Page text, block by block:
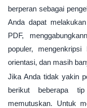
berperan sebagai
Anda dapat
PDF,
populer,
orientasi, dan masih
Jika Anda tidak yakin
berikut beberapa
memutuskan. Untuk